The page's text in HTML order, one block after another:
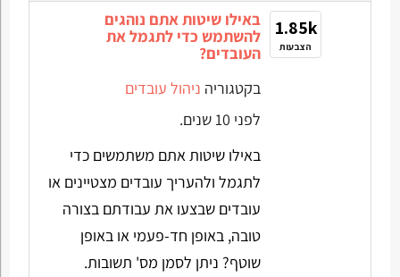
1.85k
הצבעות
באילו שיטות אתם נוהגים
להשתמש כדי לתגמל את
העובדים?
בקטגוריה ניהול עובדים
לפני 10 שנים.
באילו שיטות אתם משתמשים כדי
לתגמל ולהעריך עובדים מצטיינים או
עובדים שבצעו את עבודתם בצורה
טובה, באופן חד-פעמי או באופן
שוטף? ניתן לסמן מס' תשובות.